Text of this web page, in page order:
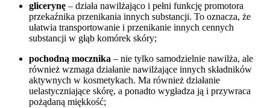
glicerynę – działa nawilżająco i pełni funkcję promotora
przekaźnika przenikania innych substancji. To oznacza, że
ułatwia transportowanie i przenikanie innych cennych
substancji w głąb komórek skóry;
pochodną mocznika – nie tylko samodzielnie nawilża, ale
również wzmaga działanie nawilżające innych składników
aktywnych w kosmetykach. Ma również działanie
uelastyczniające skórę, a ponadto wygładza ją i przywraca
pożądaną miękkość;